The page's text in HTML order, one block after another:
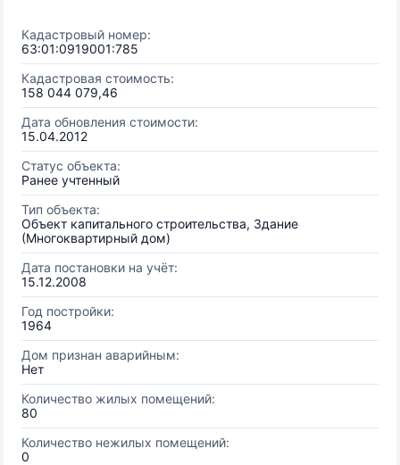
Кадастровый номер:
63:01:0919001:785
Кадастровая стоимость:
158 044 079,46
Дата обновления стоимости:
15.04.2012
Статус объекта:
Ранее учтенный
Тип объекта:
Объект капитального строительства, Здание
(Многоквартирный дом)
Дата постановки на учёт:
15.12.2008
Год постройки:
1964
Дом признан аварийным:
Нет
Количество жилых помещений:
80
Количество нежилых помещений:
0